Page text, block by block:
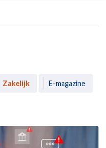
Zakelijk E-magazine